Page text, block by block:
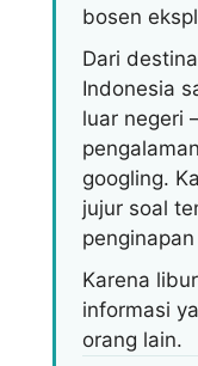
bosen
Dari
Indonesia
luar negeri
googling.
jujur soal
Karena
informasi
orang lain.